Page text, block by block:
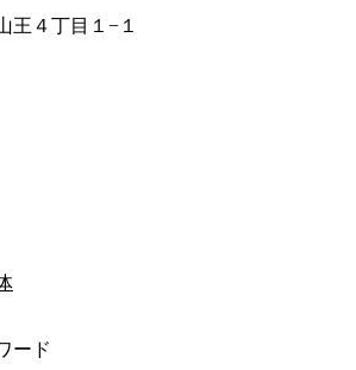
王４丁目１−１
ード